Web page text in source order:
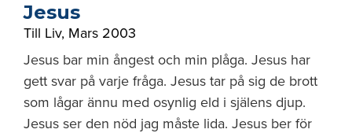
Jesus
Till Liv, Mars 2003
Jesus bar min ångest och min plåga. Jesus har
gett svar på varje fråga. Jesus tar på sig de brott
som lågar ännu med osynlig eld i själens djup.
Jesus ser den nöd jag måste lida. Jesus ber för